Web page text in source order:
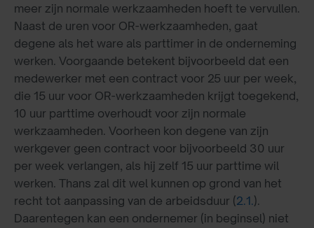
meer zijn normale werkzaamheden hoeft te vervullen.
Naast de uren voor OR-werkzaamheden, gaat
degene als het ware als parttimer in de onderneming
werken. Voorgaande betekent bijvoorbeeld dat een
medewerker met een contract voor 25 uur per week,
die 15 uur voor OR-werkzaamheden krijgt toegekend,
10 uur parttime overhoudt voor zijn normale
werkzaamheden. Voorheen kon degene van zijn
werkgever geen contract voor bijvoorbeeld 30 uur
per week verlangen, als hij zelf 15 uur parttime wil
werken. Thans zal dit wel kunnen op grond van het
recht tot aanpassing van de arbeidsduur (2.1.).
Daarentegen kan een ondernemer (in beginsel) niet